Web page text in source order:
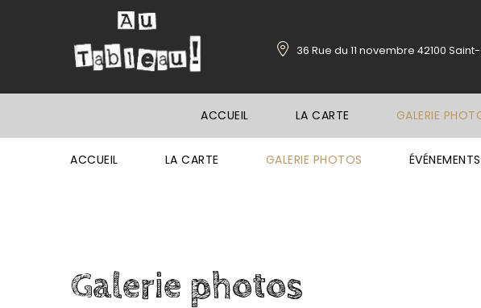
36 Rue du 11 novembre 42100
ACCUEIL LA CARTE GALERIE
ACCUEIL LA CARTE GALERIE PHOTOS ÉVÉNEMENTS
Galerie photos